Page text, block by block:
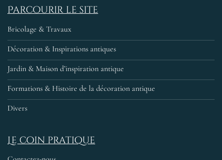
Parcourir le site
Bricolage & Travaux
Décoration & Inspirations antiques
Jardin & Maison d’inspiration antique
Formations & Histoire de la décoration antique
Divers
Le coin pratique